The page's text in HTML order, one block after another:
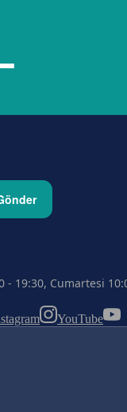
- 19:30, Cumartesi
YouTube